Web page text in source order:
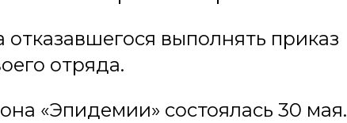
отказавшегося выполнять приказ
отряда.
«Эпидемии» состоялась 30 мая.